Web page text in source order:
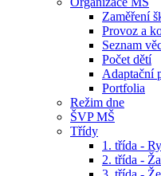
Zaměření
Provoz a
Seznam
Počet dětí
Adaptační
Portfolia
Režim dne
ŠVP MŠ
Třídy
1. třída -
2. třída -